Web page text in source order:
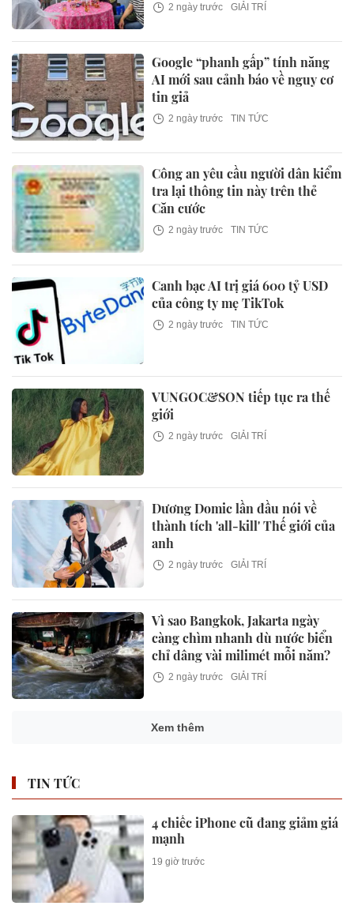
2 ngày trước GIẢI TRÍ
Google “phanh gấp” tính năng
AI mới sau cảnh báo về nguy cơ
tin giả
2 ngày trước TIN TỨC
Công an yêu cầu người dân kiểm
tra lại thông tin này trên thẻ
Căn cước
2 ngày trước TIN TỨC
Canh bạc AI trị giá 600 tỷ USD
của công ty mẹ TikTok
2 ngày trước TIN TỨC
VUNGOC&SON tiếp tục ra thế
giới
2 ngày trước GIẢI TRÍ
Dương Domic lần đầu nói về
thành tích 'all-kill' Thế giới của
anh
2 ngày trước GIẢI TRÍ
Vì sao Bangkok, Jakarta ngày
càng chìm nhanh dù nước biển
chỉ dâng vài milimét mỗi năm?
2 ngày trước GIẢI TRÍ
Xem thêm
TIN TỨC
4 chiếc iPhone cũ đang giảm giá
mạnh
19 giờ trước